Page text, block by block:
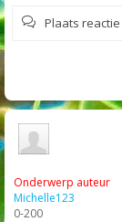
Plaats reactie
Onderwerp auteur
Michelle123
0-200